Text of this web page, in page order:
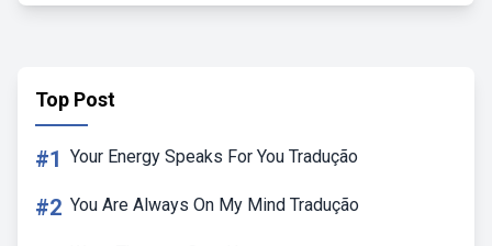
Top Post
#1 Your Energy Speaks For You Tradução
#2 You Are Always On My Mind Tradução